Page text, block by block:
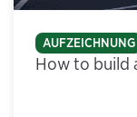
AUFZEICHNUNG
How to build